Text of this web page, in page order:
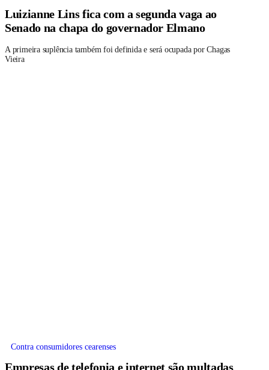
Luizianne Lins fica com a segunda vaga ao
Senado na chapa do governador Elmano
A primeira suplência também foi definida e será ocupada por Chagas
Vieira
Contra consumidores cearenses